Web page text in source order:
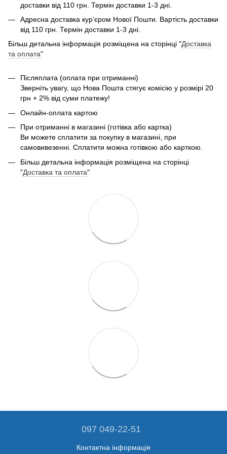
доставки від 110 грн. Термін доставки 1-3 дні.
Адресна доставка курʼєром Нової Пошти. Вартість доставки
від 110 грн. Термін доставки 1-3 дні.
Більш детальна інформація розміщена на сторінці "Доставка
та оплата"
Післяплата (оплата при отриманні)
Зверніть увагу, що Нова Пошта стягує комісію у розмірі 20
грн + 2% від суми платежу!
Онлайн-оплата картою
При отриманні в магазині (готівка або картка)
Ви можете сплатити за покупку в магазині, при
самовивезенні. Сплатити можна готівкою або карткою.
Більш детальна інформація розміщена на сторінці
"Доставка та оплата"
097 049-22-51
Контактна інформація